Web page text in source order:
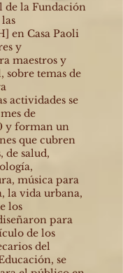
de la Fundación
en Casa Paoli
y
maestros y
sobre temas de
actividades se
de
y forman un
que cubren
de salud,
música para
la vida urbana,
los
para
de los
del
se